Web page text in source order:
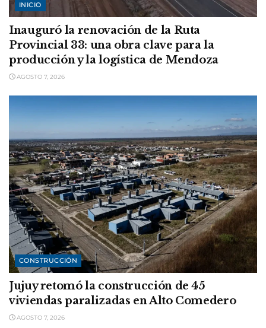
INICIO
Inauguró la renovación de la Ruta
Provincial 33: una obra clave para la
producción y la logística de Mendoza
AGOSTO 7, 2026
CONSTRUCCIÓN
Jujuy retomó la construcción de 45
viviendas paralizadas en Alto Comedero
AGOSTO 7, 2026